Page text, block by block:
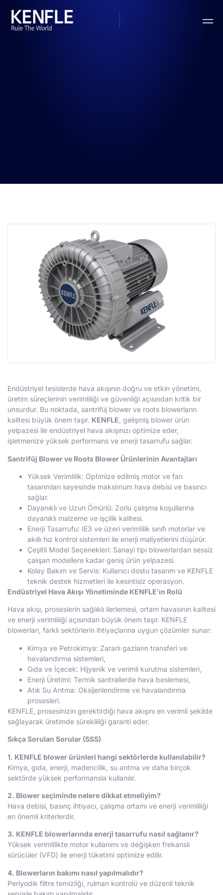
Endüstriyel tesislerde hava akışının doğru ve etkin yönetimi,
üretim süreçlerinin verimliliği ve güvenliği açısından kritik bir
unsurdur. Bu noktada, santrifüj blower ve roots blowerların
kalitesi büyük önem taşır. KENFLE , gelişmiş blower ürün
yelpazesi ile endüstriyel hava akışınızı optimize eder,
işletmenize yüksek performans ve enerji tasarrufu sağlar.
Santrifüj Blower ve Roots Blower Ürünlerinin Avantajları
Yüksek Verimlilik: Optimize edilmiş motor ve fan
tasarımları sayesinde maksimum hava debisi ve basıncı
sağlar.
Dayanıklı ve Uzun Ömürlü: Zorlu çalışma koşullarına
dayanıklı malzeme ve işçilik kalitesi.
Enerji Tasarrufu: IE3 ve üzeri verimlilik sınıfı motorlar ve
akıllı hız kontrol sistemleri ile enerji maliyetlerini düşürür.
Çeşitli Model Seçenekleri: Sanayi tipi blowerlardan sessiz
çalışan modellere kadar geniş ürün yelpazesi.
Kolay Bakım ve Servis: Kullanıcı dostu tasarım ve KENFLE
teknik destek hizmetleri ile kesintisiz operasyon.
Endüstriyel Hava Akışı Yönetiminde KENFLE’ın Rolü
Hava akışı, proseslerin sağlıklı ilerlemesi, ortam havasının kalitesi
ve enerji verimliliği açısından büyük önem taşır. KENFLE
blowerları, farklı sektörlerin ihtiyaçlarına uygun çözümler sunar:
Kimya ve Petrokimya: Zararlı gazların transferi ve
havalandırma sistemleri,
Gıda ve İçecek: Hijyenik ve verimli kurutma sistemleri,
Enerji Üretimi: Termik santrallerde hava beslemesi,
Atık Su Arıtma: Oksijenlendirme ve havalandırma
prosesleri.
KENFLE, prosesinizin gerektirdiği hava akışını en verimli şekilde
sağlayarak üretimde sürekliliği garanti eder.
Sıkça Sorulan Sorular (SSS)
1. KENFLE blower ürünleri hangi sektörlerde kullanılabilir?
Kimya, gıda, enerji, madencilik, su arıtma ve daha birçok
sektörde yüksek performansla kullanılır.
2. Blower seçiminde nelere dikkat etmeliyim?
Hava debisi, basınç ihtiyacı, çalışma ortamı ve enerji verimliliği
en önemli kriterlerdir.
3. KENFLE blowerlarında enerji tasarrufu nasıl sağlanır?
Yüksek verimlilikte motor kullanımı ve değişken frekanslı
sürücüler (VFD) ile enerji tüketimi optimize edilir.
4. Blowerların bakımı nasıl yapılmalıdır?
Periyodik filtre temizliği, rulman kontrolü ve düzenli teknik